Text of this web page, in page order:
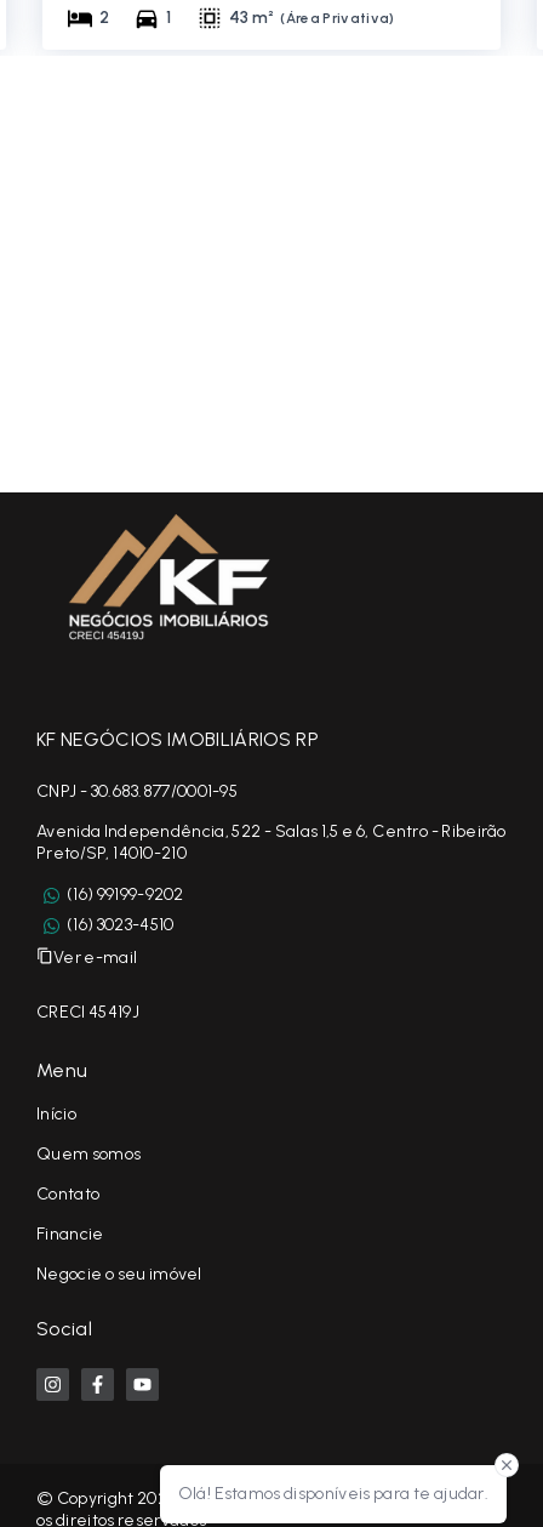
2 1 43 m² (Área Privativa)
Olá! Estamos disponíveis para te ajudar.
KF NEGÓCIOS IMOBILIÁRIOS RP
CNPJ - 30.683.877/0001-95
Avenida Independência, 522 - Salas 1,5 e 6, Centro - Ribeirão
Preto/SP, 14010-210
(16) 99199-9202
(16) 3023-4510
Ver e-mail
CRECI 45419J
Menu
Início
Quem somos
Contato
Financie
Negocie o seu imóvel
Social
© Copyright 2026 - KF NEGÓCIOS IMOBILIÁRIOS RP - Todos
os direitos reservados